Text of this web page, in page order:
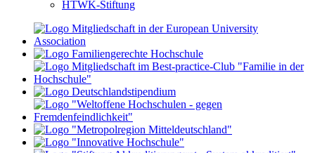
HTWK-Stiftung